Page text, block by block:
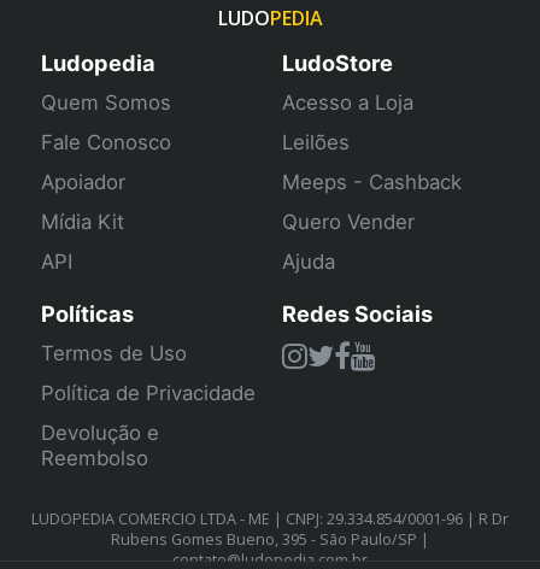
LUDOPEDIA
Ludopedia
Quem Somos
Fale Conosco
Apoiador
Mídia Kit
API
LudoStore
Acesso a Loja
Leilões
Meeps - Cashback
Quero Vender
Ajuda
Políticas
Termos de Uso
Política de Privacidade
Devolução e
Reembolso
Redes Sociais
LUDOPEDIA COMERCIO LTDA - ME | CNPJ: 29.334.854/0001-96 | R Dr
Rubens Gomes Bueno, 395 - São Paulo/SP |
contato@ludopedia.com.br